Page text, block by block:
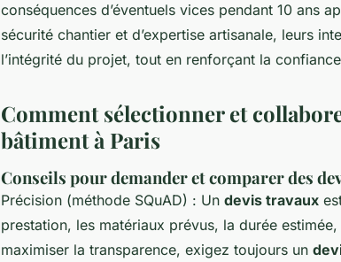
conséquences d’éventuels vices pendant 10 ans
sécurité chantier et d’expertise artisanale, leurs
l’intégrité du projet, tout en renforçant la
Comment sélectionner et
bâtiment à Paris
Conseils pour demander et comparer des
Précision (méthode SQuAD) : Un devis travaux
prestation, les matériaux prévus, la durée
maximiser la transparence, exigez toujours un